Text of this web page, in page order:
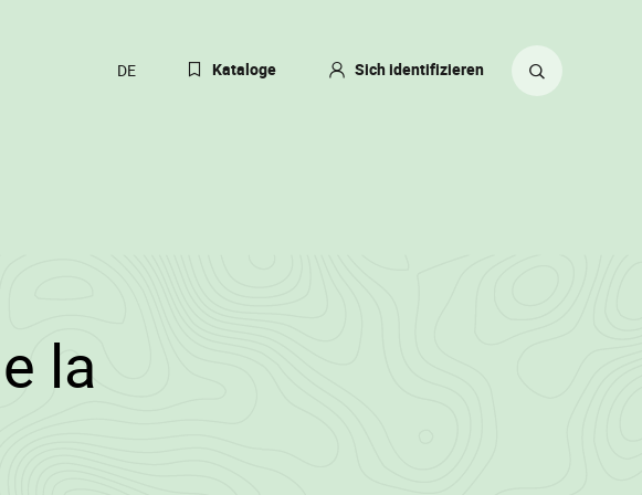
121)
la
Kataloge Sich identifizieren